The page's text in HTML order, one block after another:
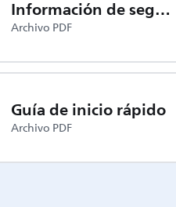
Información de seguridad importante
Archivo PDF
Guía de inicio rápido
Archivo PDF